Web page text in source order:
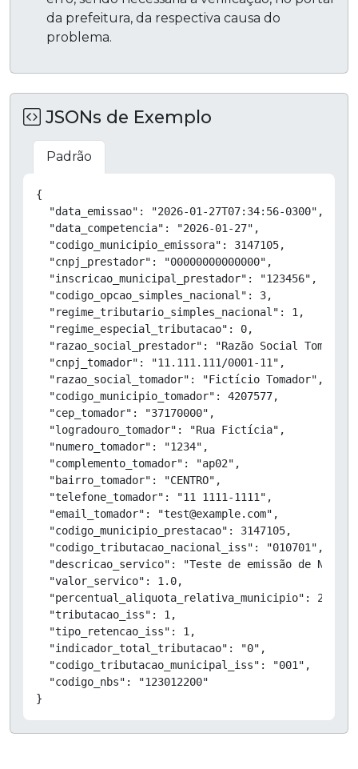
da prefeitura, da respectiva causa do
problema.
JSONs de Exemplo
Padrão
{
  "data_emissao": "2026-01-27T07:34:56-0300",
  "data_competencia": "2026-01-27",
  "codigo_municipio_emissora": 3147105,
  "cnpj_prestador": "00000000000000",
  "inscricao_municipal_prestador": "123456",
  "codigo_opcao_simples_nacional": 3,
  "regime_tributario_simples_nacional": 1,
  "regime_especial_tributacao": 0,
"razao_social_prestador": "Razão Social
  "cnpj_tomador": "11.111.111/0001-11",
  "razao_social_tomador": "Fictício Tomador",
  "codigo_municipio_tomador": 4207577,
  "cep_tomador": "37170000",
  "logradouro_tomador": "Rua Fictícia",
  "numero_tomador": "1234",
  "complemento_tomador": "ap02",
  "bairro_tomador": "CENTRO",
  "telefone_tomador": "11 1111-1111",
  "email_tomador": "test@example.com",
  "codigo_municipio_prestacao": 3147105,
  "codigo_tributacao_nacional_iss": "010701",
  "descricao_servico": "Teste de emissão de NFSe",
  "valor_servico": 1.0,
  "percentual_aliquota_relativa_municipio": 2.0,
  "tributacao_iss": 1,
  "tipo_retencao_iss": 1,
  "indicador_total_tributacao": "0",
  "codigo_tributacao_municipal_iss": "001",
  "codigo_nbs": "123012200"
}